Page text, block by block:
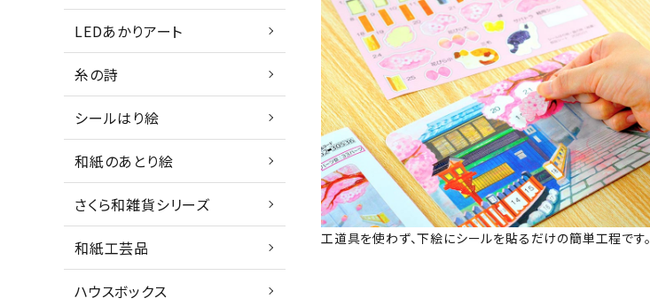
LEDあかりアート
糸の詩
シールはり絵
和紙のあとり絵
さくら和雑貨シリーズ
和紙工芸品
ハウスボックス
工道具を使わず、下絵にシールを貼るだけの簡単工程です。